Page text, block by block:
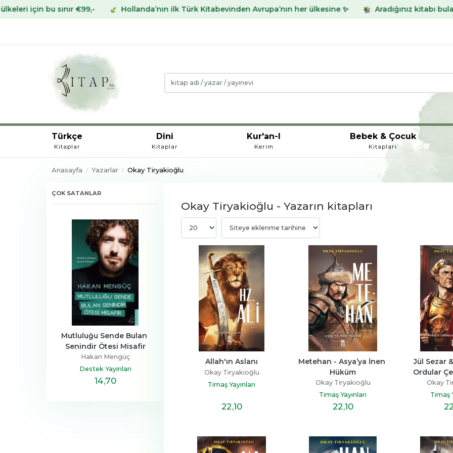
€99,- Hollanda’nın ilk Türk Kitabevinden Avrupa’nın her ülkesine ✨ Aradığınız kitabı bulamadınız
Türkçe
Kitaplar
Dini
Kitaplar
Kur'an-I
Kerim
Bebek & Çocuk
Kitapları
Anasayfa Yazarlar Okay Tiryakioğlu
ÇOK SATANLAR
Mutluluğu Sende Bulan
Senindir Ötesi Misafir
Hakan Mengüç
Destek Yayınları
14,70
Henüz Her Şey Bitmedi
Zeus Kabadayı
Hayykitap
20,10
Beni Neden Sevmedin
Anne
Esra Ezmeci
Destek Yayınları
19,60
Senden Bir Tane
Yok
Miraç Çağrı Aktaş
İndigo Kitap
,10
Okay Tiryakioğlu - Yazarın kitapları
Allah'ın Aslanı
Okay Tiryakioğlu
Timaş Yayınları
22,10
Metehan - Asya’ya İnen
Hüküm
Okay Tiryakioğlu
Timaş Yayınları
22,10
Jül Sezar
Ordular
Okay
Timaş
22